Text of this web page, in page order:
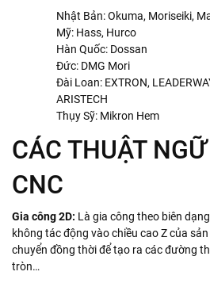
Nhật Bản: Okuma, Moriseiki,
Mỹ: Hass, Hurco
Hàn Quốc: Dossan
Đức: DMG Mori
Đài Loan: EXTRON,
ARISTECH
Thụy Sỹ: Mikron Hem
CÁC THUẬT
CNC
Gia công 2D: Là gia công theo biên
không tác động vào chiều cao Z của
chuyển đồng thời để tạo ra các đường
tròn…